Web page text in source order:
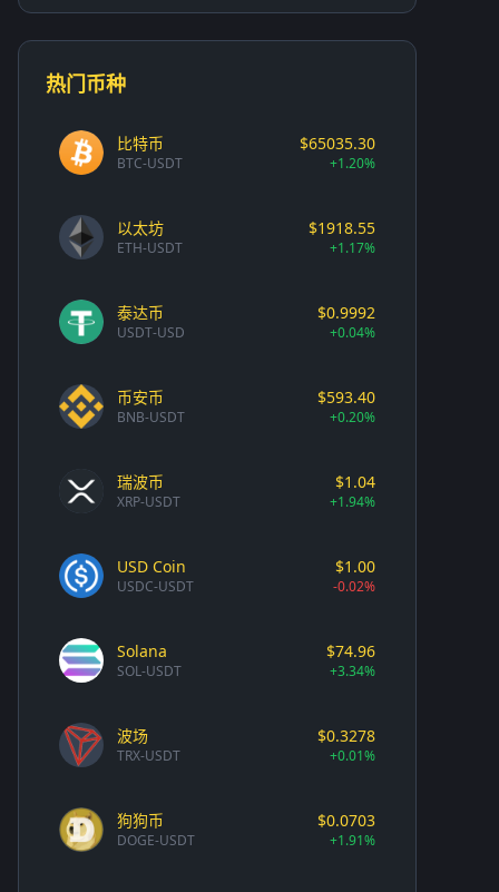
热门币种
比特币
BTC-USDT
$65035.30
+1.20%
以太坊
ETH-USDT
$1918.55
+1.17%
泰达币
USDT-USD
$0.9992
+0.04%
币安币
BNB-USDT
$593.40
+0.20%
瑞波币
XRP-USDT
$1.04
+1.94%
USD Coin
USDC-USDT
$1.00
-0.02%
Solana
SOL-USDT
$74.96
+3.34%
波场
TRX-USDT
$0.3278
+0.01%
狗狗币
DOGE-USDT
$0.0703
+1.91%